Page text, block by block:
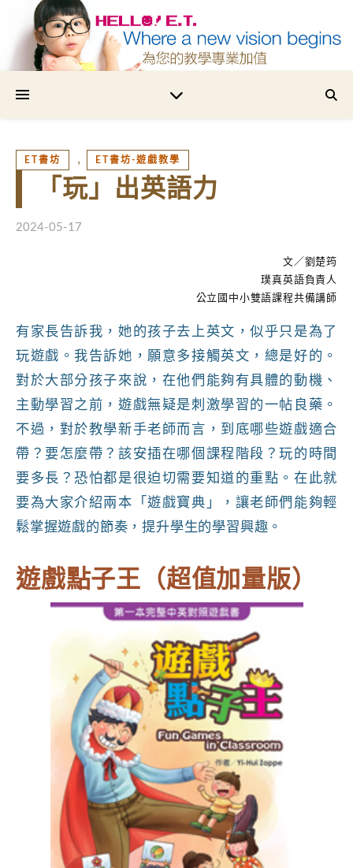
為您的教學專業加值
ET書坊 , ET書坊-遊戲教學
「玩」出英語力
2024-05-17
文／劉楚筠
璞真英語負責人
公立國中小雙語課程共備講師
有家長告訴我，她的孩子去上英文，似乎只是為了
玩遊戲。我告訴她，願意多接觸英文，總是好的。
對於大部分孩子來說，在他們能夠有具體的動機、
主動學習之前，遊戲無疑是刺激學習的一帖良藥。
不過，對於教學新手老師而言，到底哪些遊戲適合
帶？要怎麼帶？該安插在哪個課程階段？玩的時間
要多長？恐怕都是很迫切需要知道的重點。在此就
要為大家介紹兩本「遊戲寶典」，讓老師們能夠輕
鬆掌握遊戲的節奏，提升學生的學習興趣。
遊戲點子王（超值加量版）